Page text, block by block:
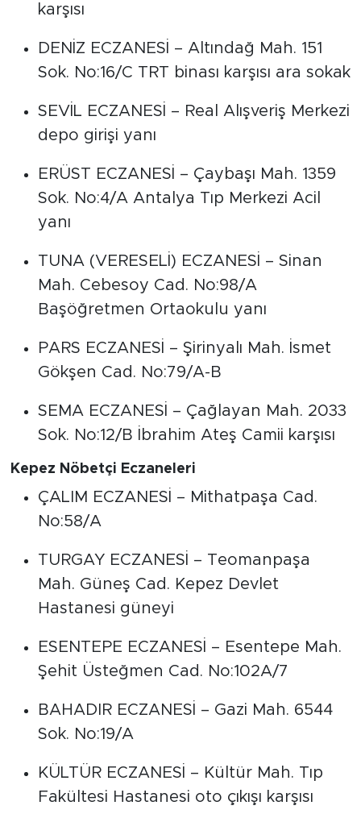
karşısı
DENİZ ECZANESİ – Altındağ Mah. 151
Sok. No:16/C TRT binası karşısı ara sokak
SEVİL ECZANESİ – Real Alışveriş Merkezi
depo girişi yanı
ERÜST ECZANESİ – Çaybaşı Mah. 1359
Sok. No:4/A Antalya Tıp Merkezi Acil
yanı
TUNA (VERESELİ) ECZANESİ – Sinan
Mah. Cebesoy Cad. No:98/A
Başöğretmen Ortaokulu yanı
PARS ECZANESİ – Şirinyalı Mah. İsmet
Gökşen Cad. No:79/A-B
SEMA ECZANESİ – Çağlayan Mah. 2033
Sok. No:12/B İbrahim Ateş Camii karşısı
Kepez Nöbetçi Eczaneleri
ÇALIM ECZANESİ – Mithatpaşa Cad.
No:58/A
TURGAY ECZANESİ – Teomanpaşa
Mah. Güneş Cad. Kepez Devlet
Hastanesi güneyi
ESENTEPE ECZANESİ – Esentepe Mah.
Şehit Üsteğmen Cad. No:102A/7
BAHADIR ECZANESİ – Gazi Mah. 6544
Sok. No:19/A
KÜLTÜR ECZANESİ – Kültür Mah. Tıp
Fakültesi Hastanesi oto çıkışı karşısı